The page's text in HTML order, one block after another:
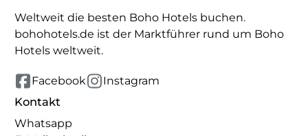
Weltweit die besten Boho Hotels buchen.
bohohotels.de ist der Marktführer rund um Boho
Hotels weltweit.
Facebook Instagram
Kontakt
Whatsapp